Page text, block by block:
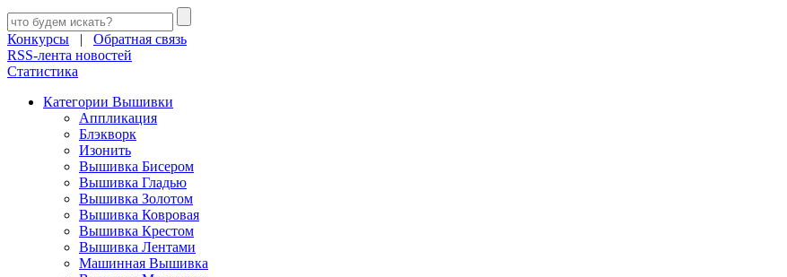
Конкурсы | Обратная связь
RSS-лента новостей
Статистика
Категории Вышивки
Аппликация
Блэкворк
Изонить
Вышивка Бисером
Вышивка Гладью
Вышивка Золотом
Вышивка Ковровая
Вышивка Крестом
Вышивка Лентами
Машинная Вышивка